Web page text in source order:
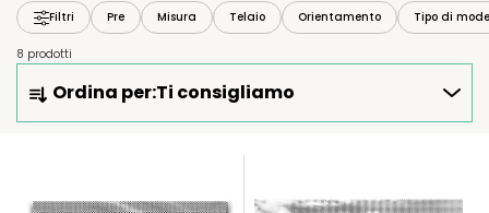
Filtri Pre Misura Telaio Orientamento Tipo di
8 prodotti
D
Ordina per:Ti consigliamo